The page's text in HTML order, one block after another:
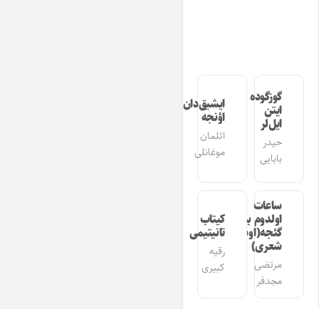
گوزگوده
ایتن
ایل‌لر
حیدر
بابایی
ایشیق‌دان
اؤنجه
ائلمان
موغانلی
ساعات
اولدوم بیر
گئجه(اوشاق
شعری)
مرتضی
مجدفر
کیتاب
تانیتیمی
رقیه
کبیری